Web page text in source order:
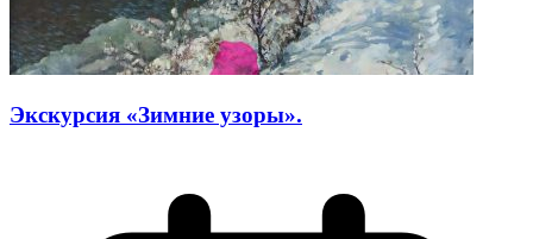
Экскурсия «Зимние узоры».